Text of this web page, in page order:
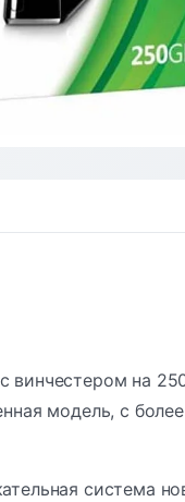
с винчестером на
модель, с
система